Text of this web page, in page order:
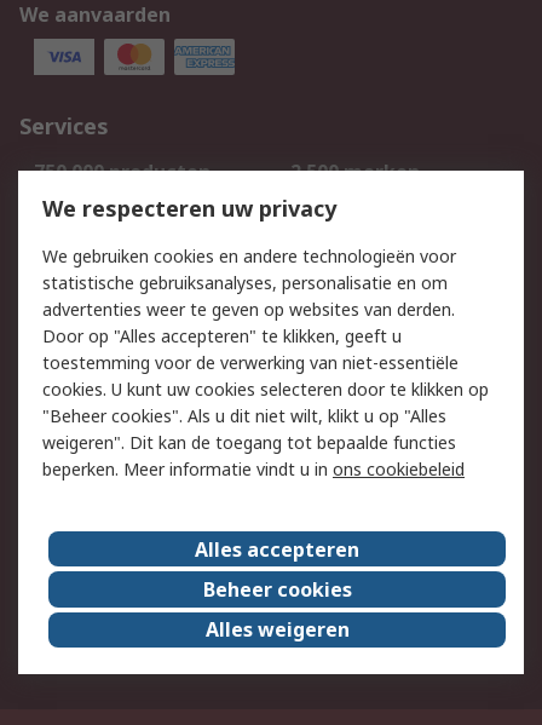
We aanvaarden
Services
750.000 producten
2.500 merken
Bestellen
Inkoopoplossingen
Track & Trace
Wettelijk
Cookiebeleid
Email veiligheid
Privacybeleid
Websitevoorwaarden
Algemene
verkoopvoorwaarden
Over RS
RS Group
Over ons
RS wereldwijd
Werken bij RS
ESG
We respecteren uw privacy
We gebruiken cookies en andere technologieën voor
statistische gebruiksanalyses, personalisatie en om
advertenties weer te geven op websites van derden.
Door op "Alles accepteren" te klikken, geeft u
toestemming voor de verwerking van niet-essentiële
cookies. U kunt uw cookies selecteren door te klikken op
"Beheer cookies". Als u dit niet wilt, klikt u op "Alles
weigeren". Dit kan de toegang tot bepaalde functies
beperken. Meer informatie vindt u in ons cookiebeleid
Alles accepteren
Beheer cookies
Alles weigeren